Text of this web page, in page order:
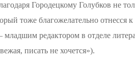
Городецкому Голубков не
тоже благожелательно отнесся
младшим редактором в отделе
писать не хочется»).